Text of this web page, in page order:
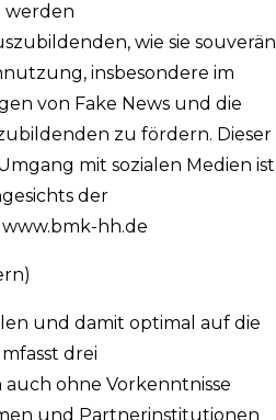
werden
wie sie souverän
insbesondere im
von Fake News und die
zu fördern. Dieser
mit sozialen Medien ist
der
hh.de
und damit optimal auf die
drei
ohne Vorkenntnisse
und Partnerinstitutionen